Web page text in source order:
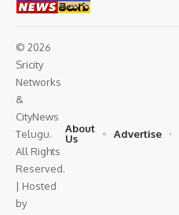
© 2026
Sricity
Networks
&
CityNews
Telugu.
All Rights
Reserved.
| Hosted
by
About
Us
Advertise